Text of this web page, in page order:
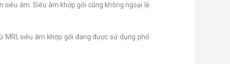
âm. Siêu âm khớp gối cũng không ngoại lệ
MRI, siêu âm khớp gối đang được sử dụng phổ